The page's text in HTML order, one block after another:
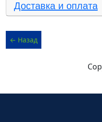
Доставка и оплата